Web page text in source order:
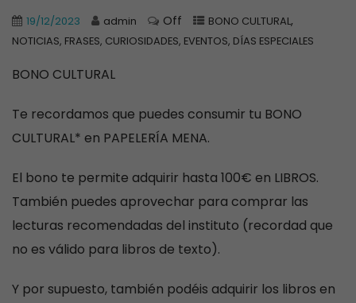
19/12/2023 admin Off BONO CULTURAL,
NOTICIAS, FRASES, CURIOSIDADES, EVENTOS, DÍAS ESPECIALES
BONO CULTURAL
Te recordamos que puedes consumir tu BONO
CULTURAL* en PAPELERÍA MENA.
El bono te permite adquirir hasta 100€ en LIBROS.
También puedes aprovechar para comprar las
lecturas recomendadas del instituto (recordad que
no es válido para libros de texto).
Y por supuesto, también podéis adquirir los libros en